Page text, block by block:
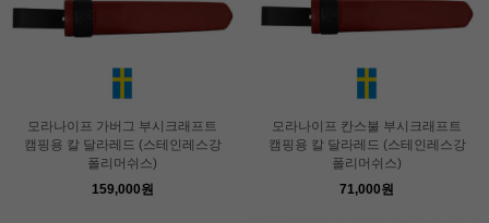
모라나이프 가버그 부시크래프트
캠핑용 칼 달라레드 (스테인레스강
폴리머쉬스)
159,000원
모라나이프 칸스불 부시크래프트
캠핑용 칼 달라레드 (스테인레스강
폴리머쉬스)
71,000원